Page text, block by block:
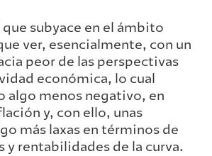
subyace en el ámbito
ver, esencialmente, con un
peor de las perspectivas
económica, lo cual
algo menos negativo, en
y, con ello, unas
más laxas en términos de
y rentabilidades de la curva.